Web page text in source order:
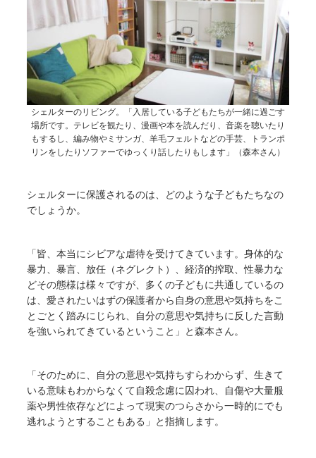
シェルターのリビング。「入居している子どもたちが一緒に過ごす
場所です。テレビを観たり、漫画や本を読んだり、音楽を聴いたり
もするし、編み物やミサンガ、羊毛フェルトなどの手芸、トランポ
リンをしたりソファーでゆっくり話したりもします」（森本さん）
シェルターに保護されるのは、どのような子どもたちなの
でしょうか。
「皆、本当にシビアな虐待を受けてきています。身体的な
暴力、暴言、放任（ネグレクト）、経済的搾取、性暴力な
どその態様は様々ですが、多くの子どもに共通しているの
は、愛されたいはずの保護者から自身の意思や気持ちをこ
とごとく踏みにじられ、自分の意思や気持ちに反した言動
を強いられてきているということ」と森本さん。
「そのために、自分の意思や気持ちすらわからず、生きて
いる意味もわからなくて自殺念慮に囚われ、自傷や大量服
薬や男性依存などによって現実のつらさから一時的にでも
逃れようとすることもある」と指摘します。